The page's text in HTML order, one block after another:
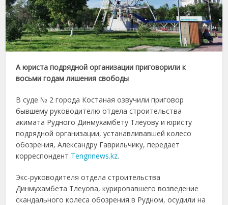
А юриста подрядной организации приговорили к
восьми годам лишения свободы
В суде № 2 города Костаная озвучили приговор
бывшему руководителю отдела строительства
акимата Рудного Динмухамбету Тлеуову и юристу
подрядной организации, устанавливавшей колесо
обозрения, Александру Гаврильчику, передает
корреспондент Tengrinews.kz.
Экс-руководителя отдела строительства
Динмухамбета Тлеуова, курировавшего возведение
скандального колеса обозрения в Рудном, осудили на